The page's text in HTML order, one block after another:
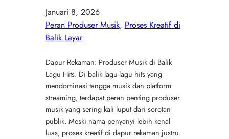
Januari 8, 2026
Peran Produser Musik, Proses Kreatif di
Balik Layar
Dapur Rekaman: Produser Musik di Balik
Lagu Hits. Di balik lagu-lagu hits yang
mendominasi tangga musik dan platform
streaming, terdapat peran penting produser
musik yang sering kali luput dari sorotan
publik. Meski nama penyanyi lebih kenal
luas, proses kreatif di dapur rekaman justru